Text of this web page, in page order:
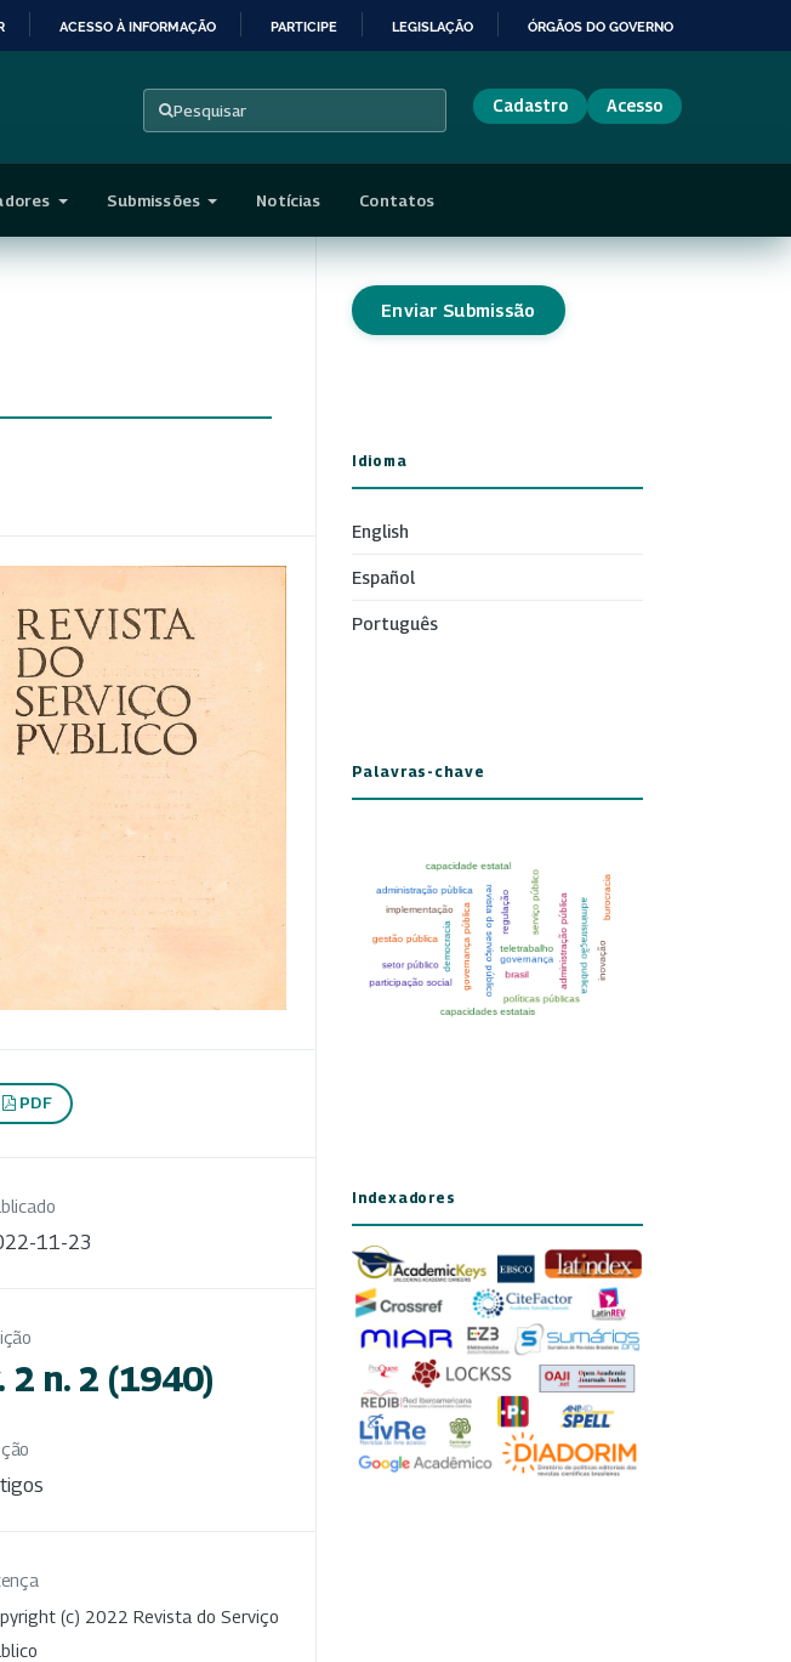
ACESSO À INFORMAÇÃO PARTICIPE LEGISLAÇÃO ÓRGÃOS DO GOVERNO
Pesquisar Cadastro Acesso
Submissões Notícias Contatos
PDF
11-23
2 n. 2 (1940)
(c) 2022 Revista do Serviço
Enviar Submissão
Idioma
English
Español
Português
Palavras-chave
Indexadores